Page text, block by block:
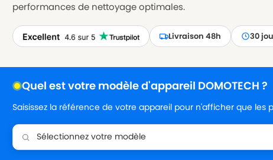
performances de nettoyage optimales.
Livraison 48h 30
Quel est votre modèle d'appareil DOMOTECH ?
Saisissez la référence de votre appareil pour n'afficher que les